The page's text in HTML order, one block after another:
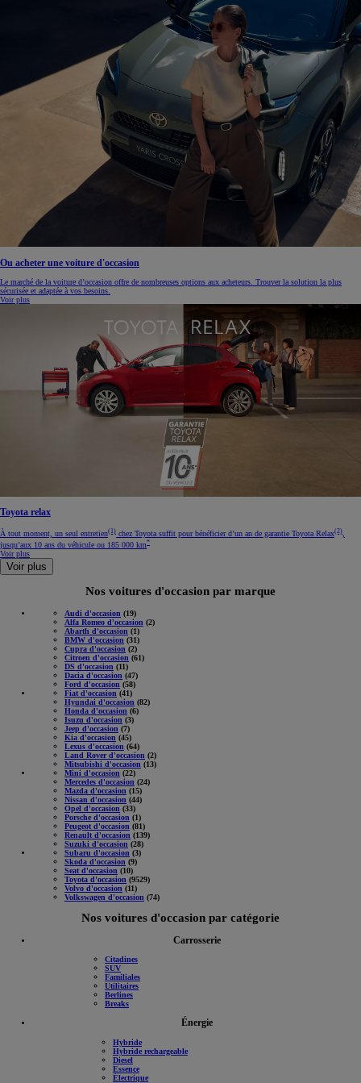
Ou acheter une voiture d'occasion
Le marché de la voiture d’occasion offre de nombreuses options aux acheteurs. Trouver la solution la plus
sécurisée et adaptée à vos besoins.
Voir plus
Toyota relax
À tout moment, un seul entretien(1) chez Toyota suffit pour bénéficier d’un an de garantie Toyota Relax(2),
jusqu’aux 10 ans du véhicule ou 185 000 km*
Voir plus
Voir plus
Nos voitures d'occasion par marque
Audi d'occasion (19)
Alfa Romeo d'occasion (2)
Abarth d'occasion (1)
BMW d'occasion (31)
Cupra d'occasion (2)
Citroen d'occasion (61)
DS d'occasion (11)
Dacia d'occasion (47)
Ford d'occasion (58)
Fiat d'occasion (41)
Hyundai d'occasion (82)
Honda d'occasion (6)
Isuzu d'occasion (3)
Jeep d'occasion (7)
Kia d'occasion (45)
Lexus d'occasion (64)
Land Rover d'occasion (2)
Mitsubishi d'occasion (13)
Mini d'occasion (22)
Mercedes d'occasion (24)
Mazda d'occasion (15)
Nissan d'occasion (44)
Opel d'occasion (33)
Porsche d'occasion (1)
Peugeot d'occasion (81)
Renault d'occasion (139)
Suzuki d'occasion (28)
Subaru d'occasion (3)
Skoda d'occasion (9)
Seat d'occasion (10)
Toyota d'occasion (9529)
Volvo d'occasion (11)
Volkswagen d'occasion (74)
Nos voitures d'occasion par catégorie
Carrosserie
Citadines
SUV
Familiales
Utilitaires
Berlines
Breaks
Énergie
Hybride
Hybride rechargeable
Diesel
Essence
Électrique